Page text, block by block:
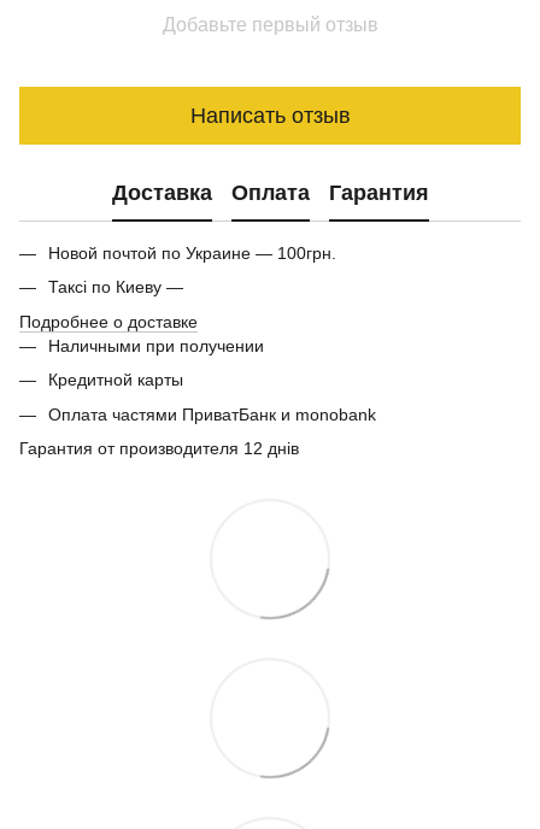
Добавьте первый отзыв
Написать отзыв
Доставка Оплата Гарантия
Новой почтой по Украине — 100грн.
Таксі по Киеву —
Подробнее о доставке
Наличными при получении
Кредитной карты
Оплата частями ПриватБанк и monobank
Гарантия от производителя 12 днів